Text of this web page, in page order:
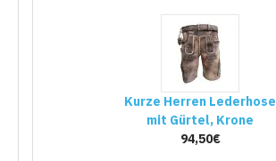
Kurze Herren Lederhose
mit Gürtel, Krone
94,50€